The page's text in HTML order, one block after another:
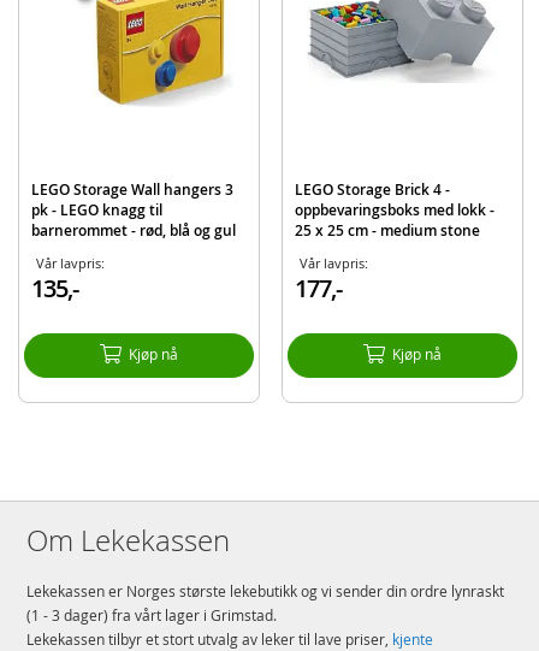
LEGO Storage Wall hangers 3
pk - LEGO knagg til
barnerommet - rød, blå og gul
Vår lavpris:
135,-
Kjøp nå
LEGO Storage Brick 4 -
oppbevaringsboks med lokk -
25 x 25 cm - medium stone
Vår lavpris:
177,-
Kjøp nå
Om Lekekassen
Lekekassen er Norges største lekebutikk og vi sender din ordre lynraskt
(1 - 3 dager) fra vårt lager i Grimstad.
Lekekassen tilbyr et stort utvalg av leker til lave priser, kjente